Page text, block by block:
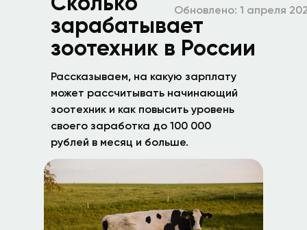
зарабатывает
зоотехник в России
Рассказываем, на какую зарплату
может рассчитывать начинающий
зоотехник и как повысить уровень
своего заработка до 100 000
рублей в месяц и больше.
Обновлено: 1 апреля